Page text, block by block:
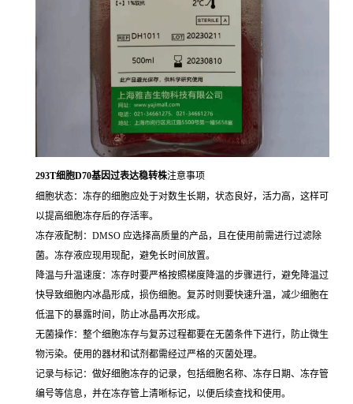
293T细胞D70基因过表达稳转株注意事项
细胞状态：冻存的细胞应处于对数生长期，状态良好，活力高，这样可
以提高细胞冻存后的存活率。
冻存液配制：DMSO 应选择高质量的产品，且在使用前需进行过滤除
菌。冻存液应现用现配，避免长时间放置。
降温与升温速度：冻存时要严格按照梯度降温的步骤进行，避免降温过
快导致细胞内冰晶形成，损伤细胞。复苏时则要快速升温，减少细胞在
低温下的暴露时间，防止冰晶再次形成。
无菌操作：整个细胞冻存与复苏过程都要在无菌条件下进行，防止微生
物污染。使用的器材和试剂都需经过严格的灭菌处理。
记录与标记：做好细胞冻存的记录，包括细胞名称、冻存日期、冻存管
编号等信息，并在冻存管上清晰标记，以便后续查找和使用。